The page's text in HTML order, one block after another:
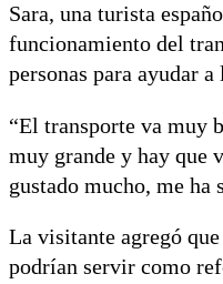
Sara, una turista
funcionamiento del
personas para ayudar
“El transporte va muy
muy grande y hay que
gustado mucho, me ha
La visitante agregó
podrían servir como